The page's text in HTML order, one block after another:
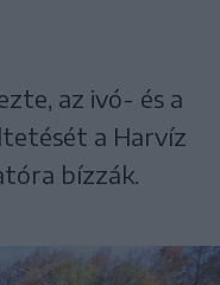
az ivó- és a
a Harvíz
bízzák.